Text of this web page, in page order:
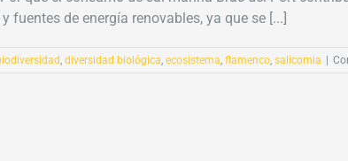
de energía renovables, ya que se [...]
, diversidad biológica, ecosistema, flamenco, salicornia